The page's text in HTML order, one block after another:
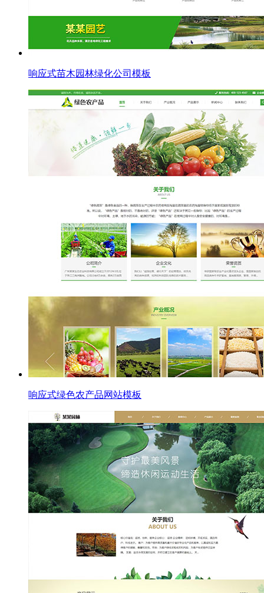
响应式苗木园林绿化公司模板
响应式绿色农产品网站模板